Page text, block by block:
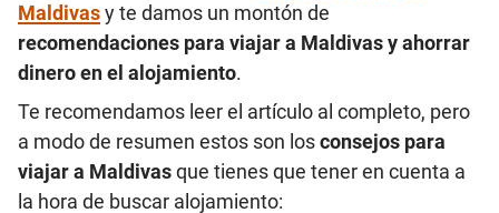
Maldivasy te damos un montón de
recomendaciones para viajar a Maldivas y ahorrar
dinero en el alojamiento.
Te recomendamos leer el artículo al completo, pero
a modo de resumen estos son losconsejos para
viajar a Maldivasque tienes que tener en cuenta a
la hora de buscar alojamiento: